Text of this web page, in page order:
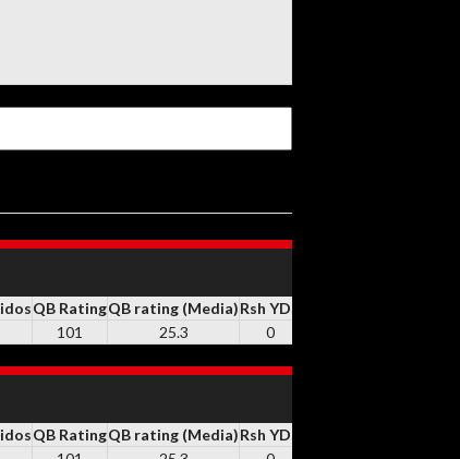
QB RatingQB rating (Media)Rsh YDS
101 25.3 0
QB RatingQB rating (Media)Rsh YDS